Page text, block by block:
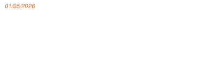
01/05/2026